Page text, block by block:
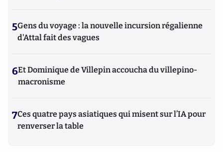
5Gens du voyage : la nouvelle incursion régalienne
d'Attal fait des vagues
6Et Dominique de Villepin accoucha du villepino-
macronisme
7Ces quatre pays asiatiques qui misent sur l’IA pour
renverser la table